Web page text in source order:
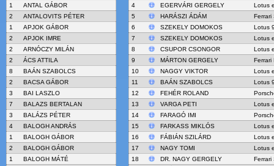
1
ANTAL GÁBOR
2
ANTALOVITS PÉTER
1
APJOK GÁBOR
2
APJOK IMRE
2
ARNÓCZY MILÁN
2
ÁCS ATTILA
8
BAÁN SZABOLCS
2
BACSA GÁBOR
3
BAI LASZLO
7
BALAZS BERTALAN
3
BALÁZS PÉTER
4
BALOGH ANDRÁS
1
BALOGH GÁBOR
2
BALOGH GÁBOR
1
BALOGH MÁTÉ
4
EGERVÁRI GERGELY
Lotus
5
HARÁSZI ÁDÁM
Ferrari
6
SZEKELY DOMOKOS
Lotus
7
SZEKELY DOMOKOS
Lotus
8
CSUPOR CSONGOR
Lotus
9
MÁRTON GERGELY
Ferrari
10
NAGGY VIKTOR
Lotus
11
BAÁN SZABOLCS
Lotus
12
FEHÉR ROLAND
13
VARGA PETI
Lotus
14
FARAGÓ IMI
15
FARKASS MIKLÓS
Lotus
16
FÁBIÁN SZILÁRD
Lotus
17
NAGY TOMI
Lotus
18
DR. NAGY GERGELY
Ferrari